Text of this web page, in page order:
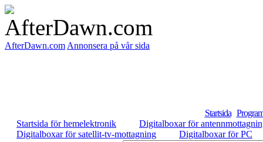
AfterDawn.com Annonsera på vår sida
Startsida
Startsida för hemelektronik
Digitalboxar för
Digitalboxar för satellit-tv-mottagning
Digitalboxar för PC